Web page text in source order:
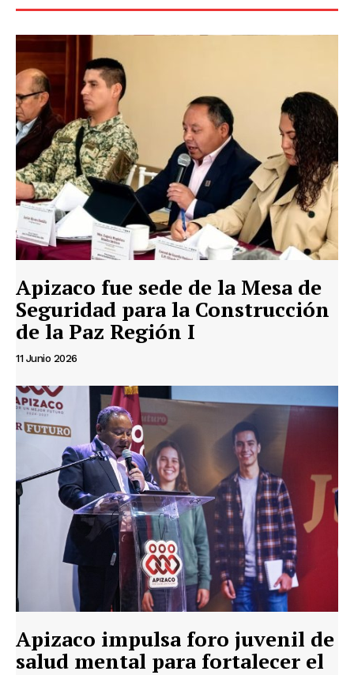
Apizaco fue sede de la Mesa de
Seguridad para la Construcción
de la Paz Región I
11 Junio 2026
Apizaco impulsa foro juvenil de
salud mental para fortalecer el